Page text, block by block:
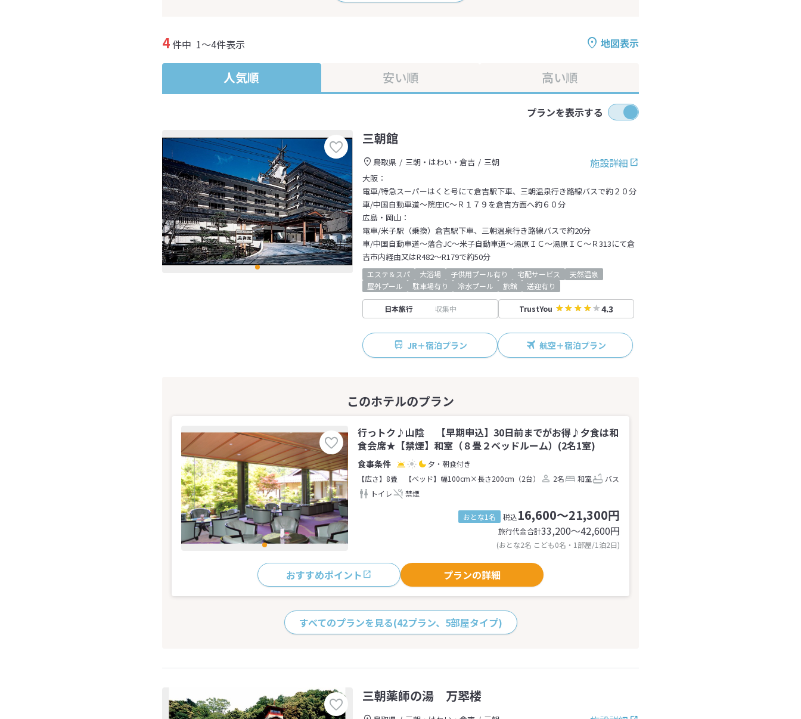
地図表示
4件中 1～4件表示
人気順 安い順 高い順
プランを表示する
三朝館
施設詳細
鳥取県 三朝・はわい・倉吉
三朝
大阪：
電車/特急スーパーはくと号にて倉吉駅下車、三朝温泉行き路線バスで約２０分
車/中国自動車道～院庄IC～Ｒ１７９を倉吉方面へ約６０分
広島・岡山：
電車/米子駅（乗換）倉吉駅下車、三朝温泉行き路線バスで約20分
車/中国自動車道～落合JC～米子自動車道～湯原ＩＣ～湯原ＩＣ～Ｒ313にて倉
吉市内経由又はR482～R179で約50分
エステ＆スパ 大浴場 子供用プール有り 宅配サービス
天然温泉
屋外プール
駐車場有り 冷水プール 旅館 送迎有り
日本旅行 収集中 TrustYou 4.3
JR＋宿泊プラン 航空＋宿泊プラン
行っトク♪山陰 【早期申込】30日前までがお得♪夕食は和
食会席★【禁煙】和室（８畳２ベッドルーム）(2名1室)
夕・朝食付き
【広さ】8畳
【ベッド】幅100cm×長さ200cm（2台） 2名 和室
バス
トイレ
禁煙
おとな1名 税込16,600～21,300円
旅行代金合計33,200〜42,600円
(おとな2名 こども0名・1部屋/1泊2日)
おすすめポイント プランの詳細
すべてのプランを見る(42プラン、5部屋タイプ)
三朝薬師の湯 万翆楼